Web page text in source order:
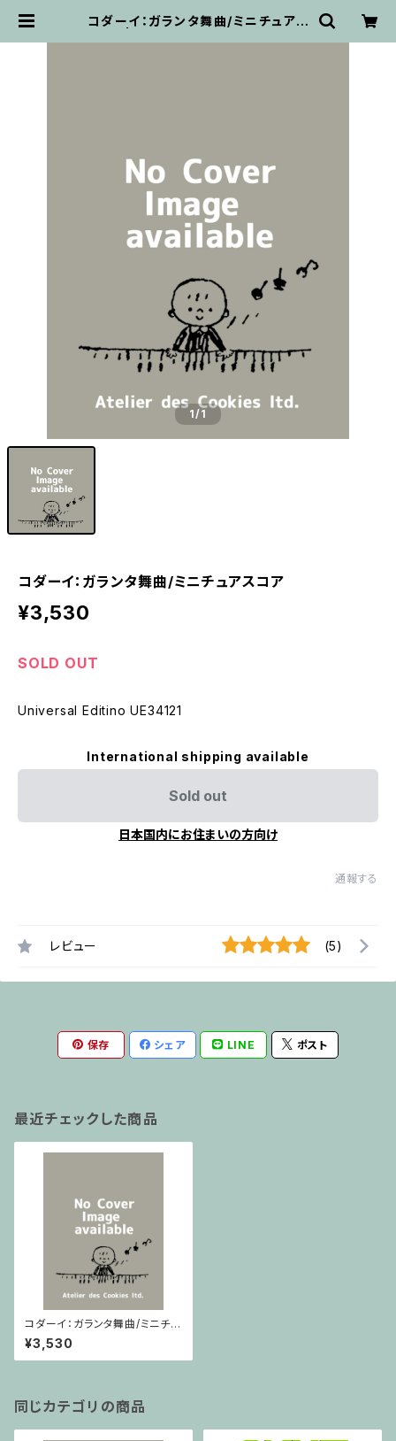
コダーイ：ガランタ舞曲/ミニチュアス
1/1
コダーイ：ガランタ舞曲/ミニチュアスコア
¥3,530
SOLD OUT
Universal Editino UE34121
International shipping available
Sold out
日本国内にお住まいの方向け
通報する
レビュー (5)
保存 シェア LINE ポスト
最近チェックした商品
コダーイ：ガランタ舞曲/ミニチュ
アスコア
¥3,530
同じカテゴリの商品